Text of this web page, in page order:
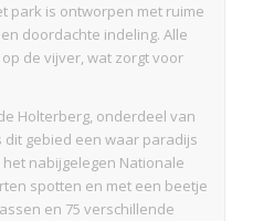
park is ontworpen met ruime
doordachte indeling. Alle
de vijver, wat zorgt voor
Holterberg, onderdeel van
dit gebied een waar paradijs
nabijgelegen Nationale
spotten en met een beetje
en 75 verschillende